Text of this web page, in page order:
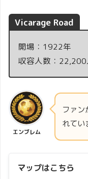
Vicarage Road
開場：1922年
収容人数：22,200
エンブレム
ファン
れてい
マップはこちら